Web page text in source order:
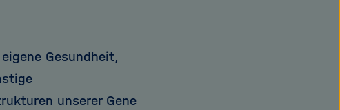
Gesundheit,
unserer Gene